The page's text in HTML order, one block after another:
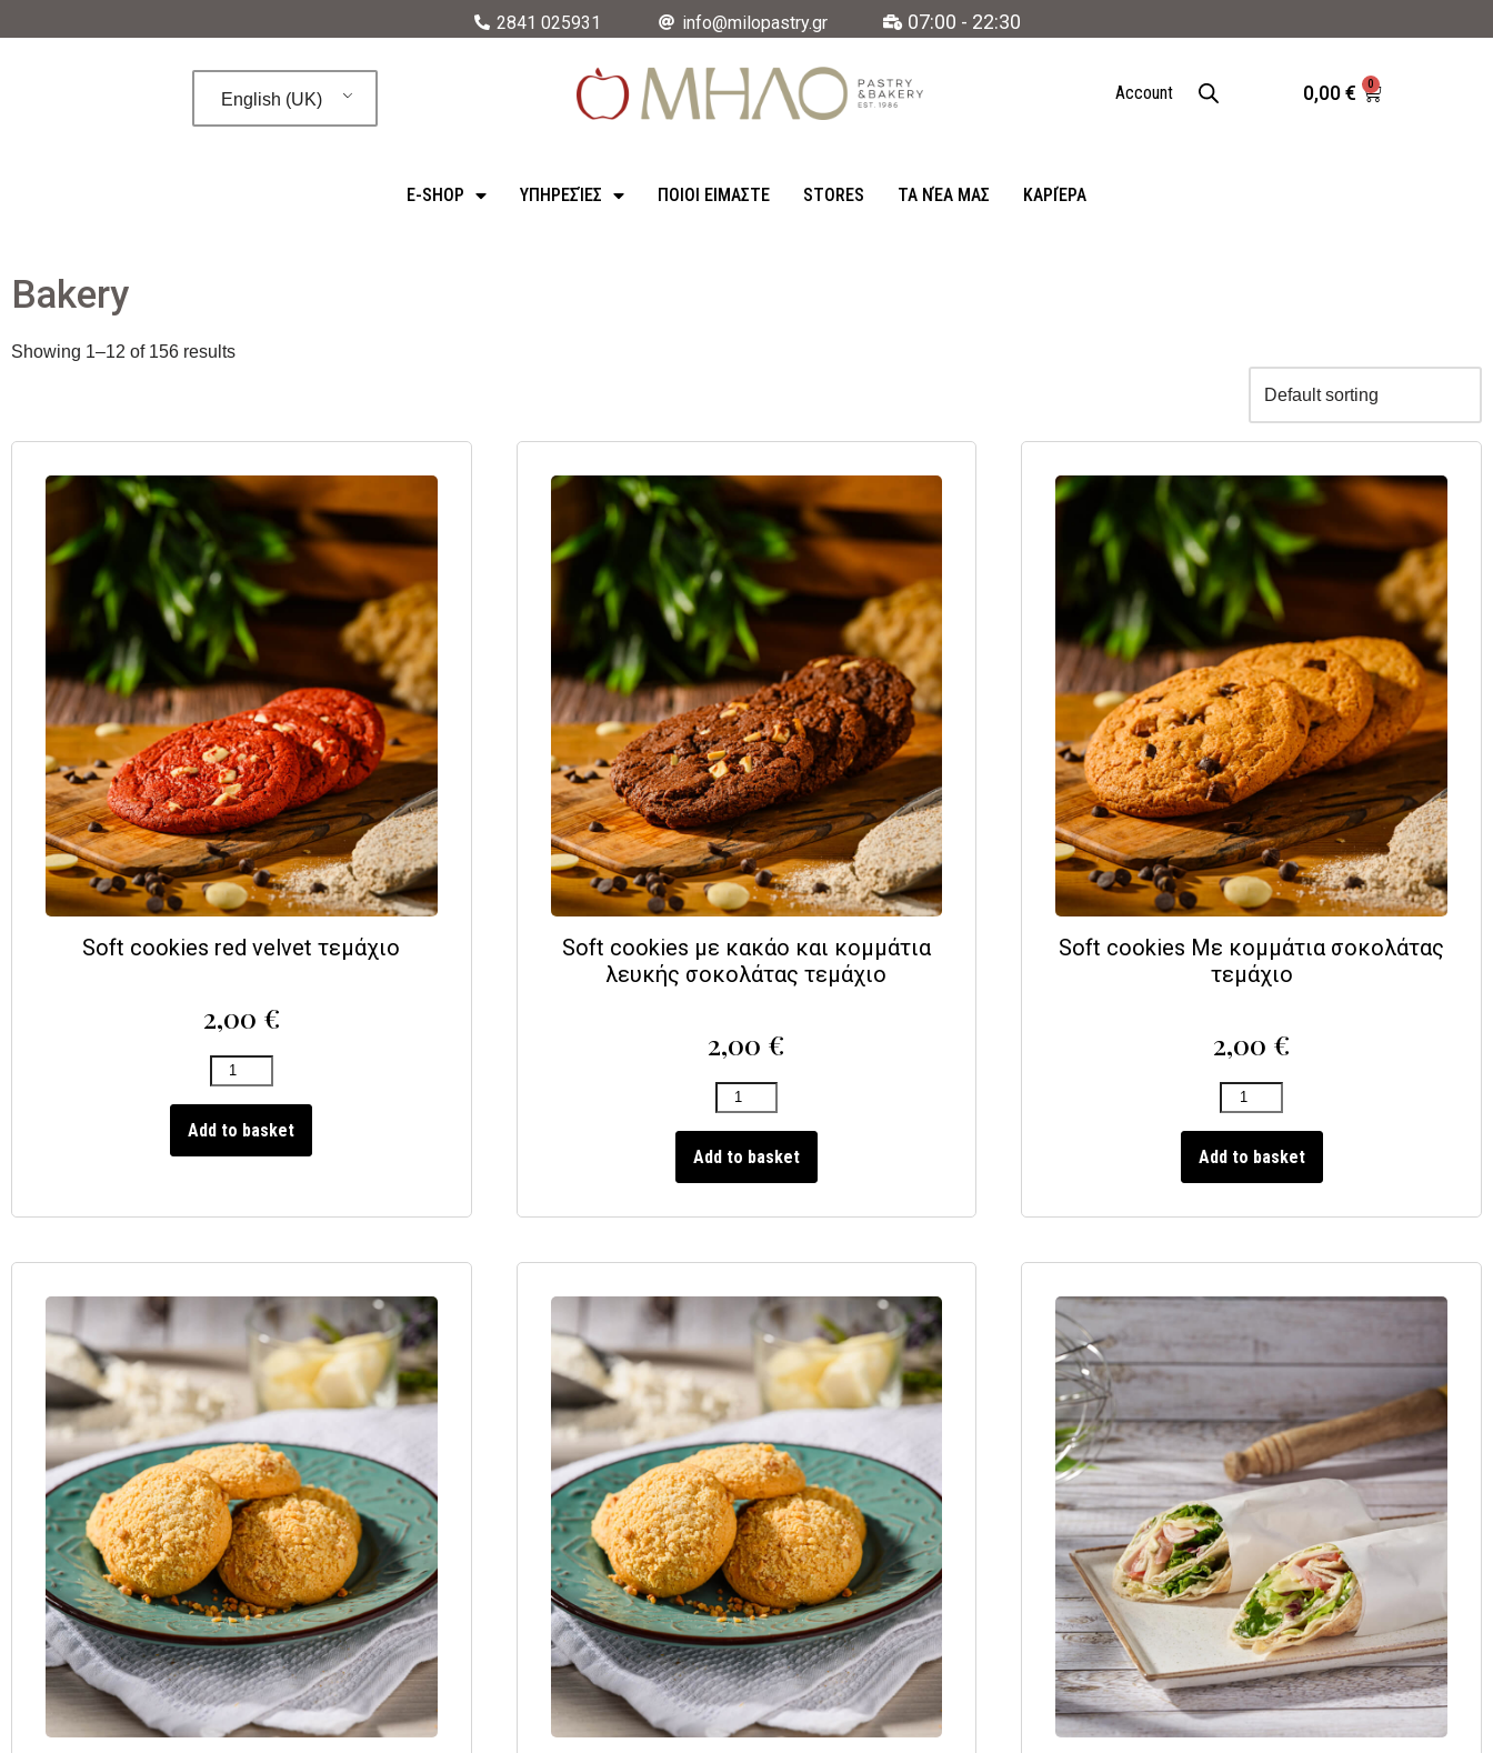
2841 025931 info@milopastry.gr 07:00 - 22:30
English (UK) Account 0,00€ 0
E-SHOP ΥΠΗΡΕΣΊΕΣ ΠΟΙΟΙ ΕΙΜΑΣΤΕ STORES ΤΑ ΝΈΑ ΜΑΣ ΚΑΡΙΈΡΑ
Bakery
Showing 1–12 of 156 results
Soft cookies red velvet τεμάχιο
2,00 €
Add to basket
Soft cookies με κακάο και κομμάτια
λευκής σοκολάτας τεμάχιο
2,00 €
Add to basket
Soft cookies Με κομμάτια σοκολάτας
τεμάχιο
2,00 €
Add to basket